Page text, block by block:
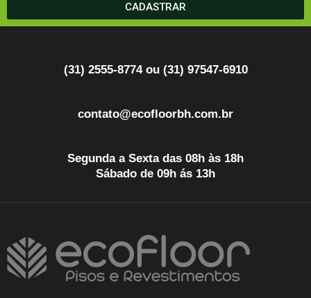
CADASTRAR
(31) 2555-8774 ou (31) 97547-6910
contato@ecofloorbh.com.br
Segunda a Sexta das 08h às 18h
Sábado de 09h ás 13h